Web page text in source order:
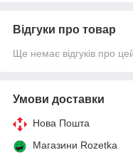
Відгуки про товар
Ще немає відгуків про
Умови доставки
Нова Пошта
Магазини Rozetka